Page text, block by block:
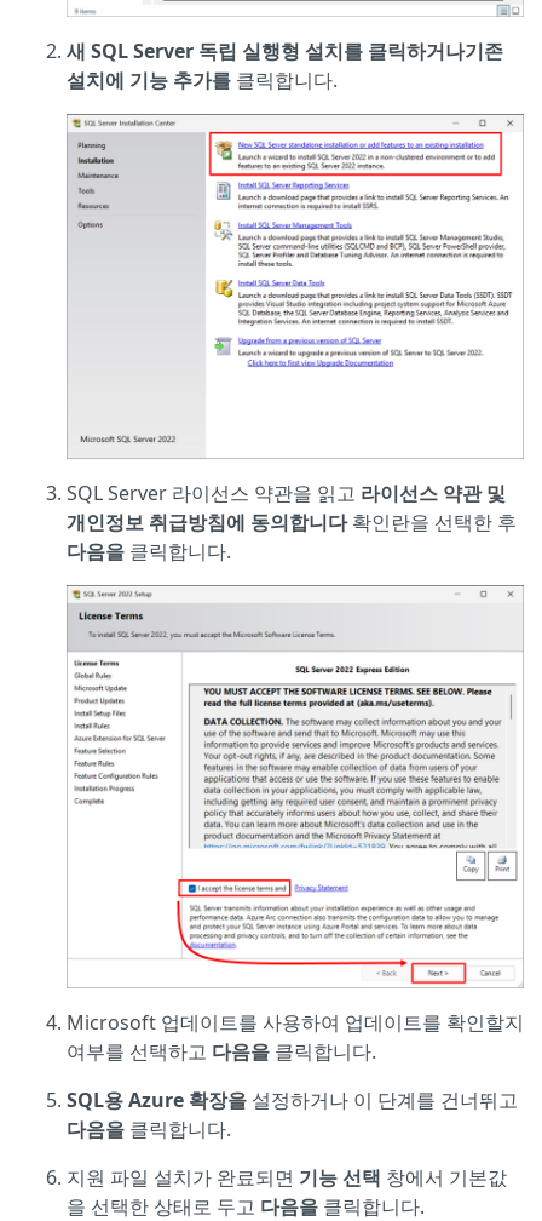
새 SQL Server 독립 실행형 설치를 클릭하거나기존
설치에 기능 추가를 클릭합니다.
SQL Server 라이선스 약관을 읽고 라이선스 약관 및
개인정보 취급방침에 동의합니다확인란을 선택한 후
다음을 클릭합니다.
Microsoft 업데이트를 사용하여 업데이트를 확인할지
여부를 선택하고 다음을 클릭합니다.
SQL용 Azure 확장을 설정하거나 이 단계를 건너뛰고
다음을 클릭합니다.
지원 파일 설치가 완료되면 기능 선택 창에서 기본값
을 선택한 상태로 두고 다음을 클릭합니다.